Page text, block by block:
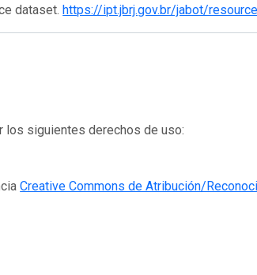
dataset. https://ipt.jbrj.gov.br/jabot/
los siguientes derechos de uso:
Creative Commons de Atribución/